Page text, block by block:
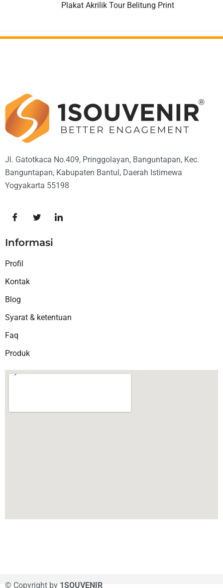
Plakat Akrilik Tour Belitung Print
Jl. Gatotkaca No.409, Pringgolayan, Banguntapan, Kec.
Banguntapan, Kabupaten Bantul, Daerah Istimewa
Yogyakarta 55198
Informasi
Profil
Kontak
Blog
Syarat & ketentuan
Faq
Produk
© Copyright by 1SOUVENIR